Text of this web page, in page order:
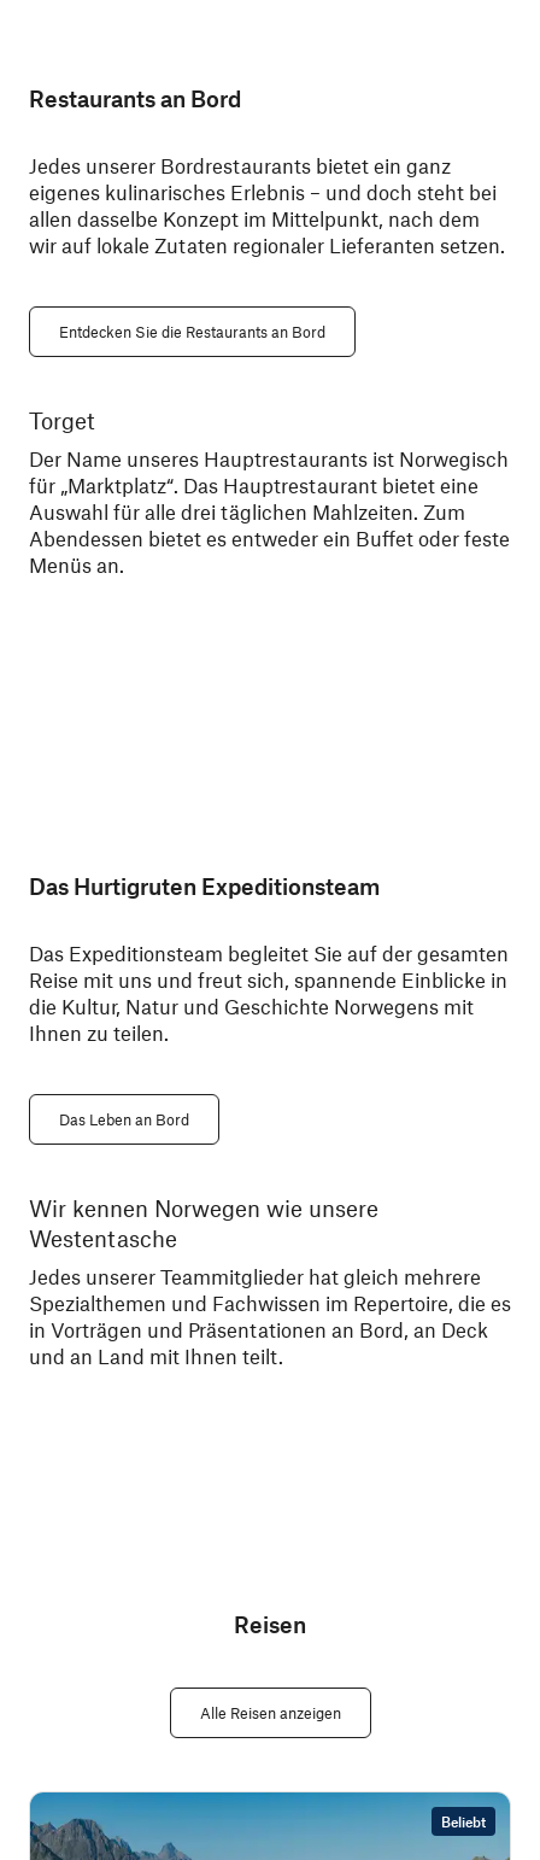
Restaurants an Bord
Jedes unserer Bordrestaurants bietet ein ganz
eigenes kulinarisches Erlebnis – und doch steht bei
allen dasselbe Konzept im Mittelpunkt, nach dem
wir auf lokale Zutaten regionaler Lieferanten setzen.
Entdecken Sie die Restaurants an Bord
Torget
Der Name unseres Hauptrestaurants ist Norwegisch
für „Marktplatz“. Das Hauptrestaurant bietet eine
Auswahl für alle drei täglichen Mahlzeiten. Zum
Abendessen bietet es entweder ein Buffet oder feste
Menüs an.
Das Hurtigruten Expeditionsteam
Das Expeditionsteam begleitet Sie auf der gesamten
Reise mit uns und freut sich, spannende Einblicke in
die Kultur, Natur und Geschichte Norwegens mit
Ihnen zu teilen.
Das Leben an Bord
Wir kennen Norwegen wie unsere
Westentasche
Jedes unserer Teammitglieder hat gleich mehrere
Spezialthemen und Fachwissen im Repertoire, die es
in Vorträgen und Präsentationen an Bord, an Deck
und an Land mit Ihnen teilt.
Reisen
Alle Reisen anzeigen
Beliebt